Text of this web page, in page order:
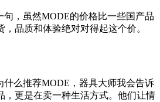
句，虽然MODE的价格比一些国产品
品质和体验绝对对得起这个价。
什么推荐MODE，器具大师我会告诉
，更是在卖一种生活方式。他们让情